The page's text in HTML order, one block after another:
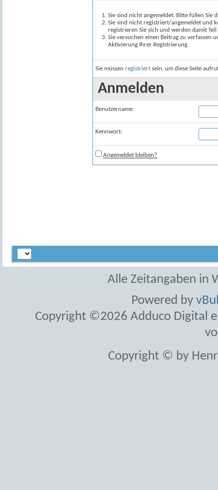
Sie sind nicht angemeldet. Bitte füllen Sie
Sie sind nicht registriert/angemeldet und
registrieren Sie sich und werden damit
Sie versuchen einen Beitrag zu verfassen
Aktivierung Ihrer Registrierung.
Sie müssen registriert sein, um diese Seite
Anmelden
Benutzername:
Kennwort:
Angemeldet bleiben?
Alle Zeitangaben in
Powered by
Copyright ©2026 Adduco Digital
Copyright © by